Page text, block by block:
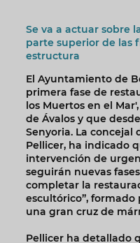
Se va a actuar sobre
parte superior de las
estructura
El Ayuntamiento de
primera fase de
los Muertos en el
de Ávalos y que
Senyoria. La concejal
Pellicer, ha indicado
intervención de
seguirán nuevas
completar la
escultórico”,
una gran cruz de
Pellicer ha detallado